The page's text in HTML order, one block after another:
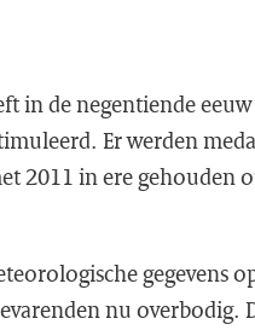
in de negentiende
Er werden
2011 in ere gehouden
gegevens
nu overbodig.